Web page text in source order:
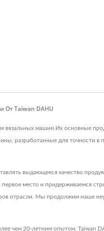
Taiwan DAHU
вязальных машин.Их основные
разработанные для точности в
выдающееся качество
место и придерживаемся
отрасли. Мы продолжим наше
чем 20-летним опытом, Taiwan